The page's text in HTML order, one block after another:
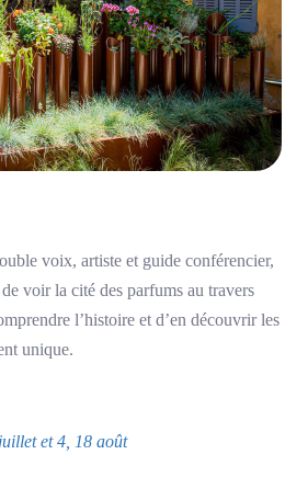
voix, artiste et guide conférencier,
voir la cité des parfums au travers
l’histoire et d’en découvrir les
unique.
et 4, 18 août